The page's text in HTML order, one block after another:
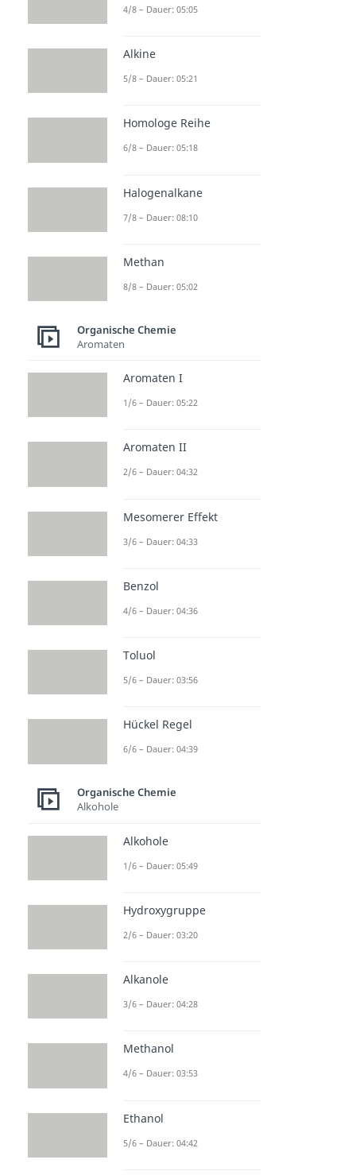
4/8 – Dauer: 05:05
Alkine
5/8 – Dauer: 05:21
Homologe Reihe
6/8 – Dauer: 05:18
Halogenalkane
7/8 – Dauer: 08:10
Methan
8/8 – Dauer: 05:02
Organische Chemie
Aromaten
Aromaten I
1/6 – Dauer: 05:22
Aromaten II
2/6 – Dauer: 04:32
Mesomerer Effekt
3/6 – Dauer: 04:33
Benzol
4/6 – Dauer: 04:36
Toluol
5/6 – Dauer: 03:56
Hückel Regel
6/6 – Dauer: 04:39
Organische Chemie
Alkohole
Alkohole
1/6 – Dauer: 05:49
Hydroxygruppe
2/6 – Dauer: 03:20
Alkanole
3/6 – Dauer: 04:28
Methanol
4/6 – Dauer: 03:53
Ethanol
5/6 – Dauer: 04:42